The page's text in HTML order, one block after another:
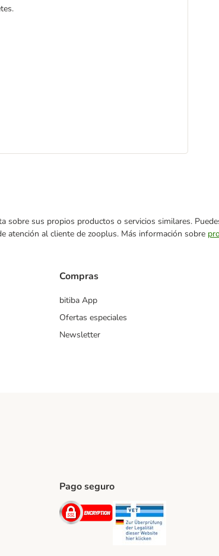
sobre sus propios productos o servicios similares.
atención al cliente de zooplus. Más información sobre
Compras
bitiba App
Ofertas especiales
Newsletter
Method
Method
Pago seguro
Security